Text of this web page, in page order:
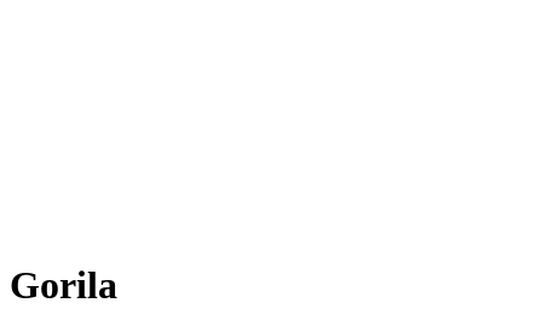
Gorila